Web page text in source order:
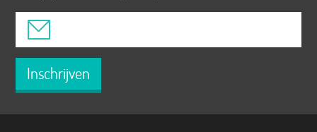
Inschrijven